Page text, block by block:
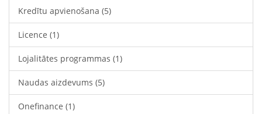
Kredītu apvienošana (5)
Licence (1)
Lojalitātes programmas (1)
Naudas aizdevums (5)
Onefinance (1)